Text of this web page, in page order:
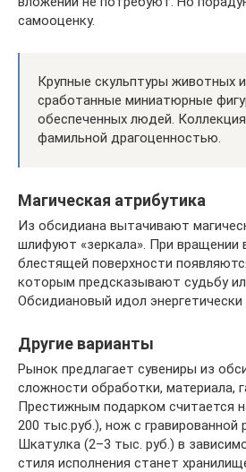
самооценку.
Крупные скульптуры животных
сработанные миниатюрные
обеспеченных людей.
фамильной драгоценностью.
Магическая атрибутика
Из обсидиана вытачивают
шлифуют «зеркала». При вращении
блестящей поверхности
которым предсказывают судьбу
Обсидиановый идол
Другие варианты
Рынок предлагает сувениры из
сложности обработки, материала,
Престижным подарком считается
200 тыс.руб.), нож с гравированной
Шкатулка (2–3 тыс. руб.) в
стиля исполнения станет